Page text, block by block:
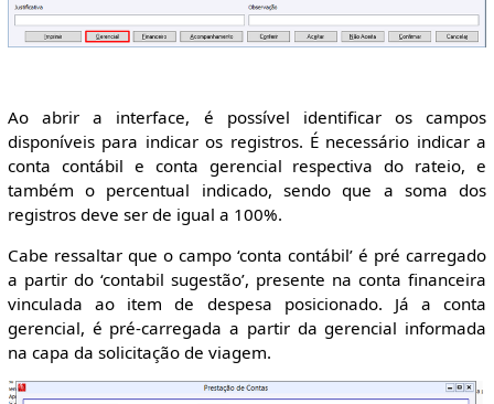
Ao abrir a interface, é possível identificar os campos
disponíveis para indicar os registros. É necessário indicar a
conta contábil e conta gerencial respectiva do rateio, e
também o percentual indicado, sendo que a soma dos
registros deve ser de igual a 100%.
Cabe ressaltar que o campo ‘conta contábil’ é pré carregado
a partir do ‘contabil sugestão’, presente na conta financeira
vinculada ao item de despesa posicionado. Já a conta
gerencial, é pré-carregada a partir da gerencial informada
na capa da solicitação de viagem.